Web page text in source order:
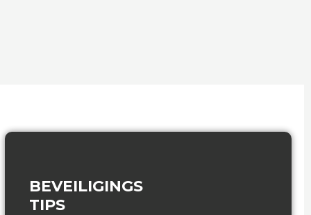
BEVEILIGINGS
TIPS